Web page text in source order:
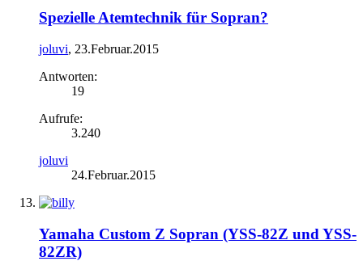
Spezielle Atemtechnik für Sopran?
joluvi, 23.Februar.2015
Antworten:
19
Aufrufe:
3.240
joluvi
24.Februar.2015
Yamaha Custom Z Sopran (YSS-82Z und YSS-
82ZR)